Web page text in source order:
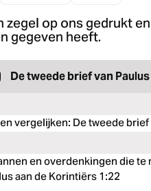
zegel op ons gedrukt
gegeven heeft.
De tweede brief van
vergelijken: De tweede
en overdenkingen die te
aan de Korintiërs 1:22